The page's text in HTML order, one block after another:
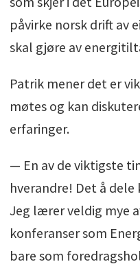
påvirke norsk drift av
skal gjøre av
Patrik mener det er
møtes og kan
erfaringer.
— En av de viktigste
hverandre! Det å
Jeg lærer veldig mye
konferanser som
bare som